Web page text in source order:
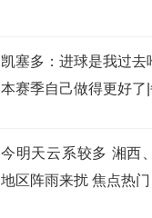
凯塞多：进球是我过去
本赛季自己做得更好了
今明天云系较多 湘西
地区阵雨来扰 焦点热门